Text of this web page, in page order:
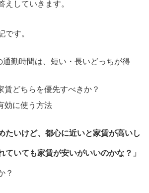
えしていきます。
す。
通勤時間は、短い・長いどっちが得
賃どちらを優先すべきか？
効に使う方法
たいけど、都心に近いと家賃が高いし
ていても家賃が安いがいいのかな？」
？